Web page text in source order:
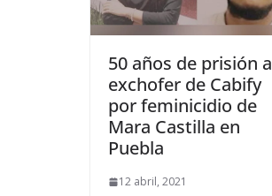
50 años de prisión a
exchofer de Cabify
por feminicidio de
Mara Castilla en
Puebla
12 abril, 2021